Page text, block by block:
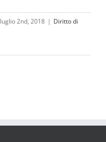
luglio 2nd, 2018 | Diritto di